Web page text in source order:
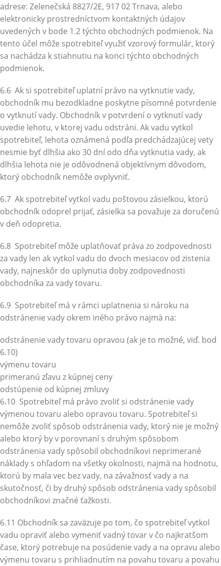
adrese: Zelenečská 8827/2E, 917 02 Trnava, alebo
elektronicky prostredníctvom kontaktných údajov
uvedených v bode 1.2 týchto obchodných podmienok. Na
tento účel môže spotrebiteľ využiť vzorový formulár, ktorý
sa nachádza k stiahnutiu na konci týchto obchodných
podmienok.
6.6 Ak si spotrebiteľ uplatní právo na vytknutie vady,
obchodník mu bezodkladne poskytne písomné potvrdenie
o vytknutí vady. Obchodník v potvrdení o vytknutí vady
uvedie lehotu, v ktorej vadu odstráni. Ak vadu vytkol
spotrebiteľ, lehota oznámená podľa predchádzajúcej vety
nesmie byť dlhšia ako 30 dní odo dňa vytknutia vady, ak
dlhšia lehota nie je odôvodnená objektívnym dôvodom,
ktorý obchodník nemôže ovplyvniť.
6.7 Ak spotrebiteľ vytkol vadu poštovou zásielkou, ktorú
obchodník odoprel prijať, zásielka sa považuje za doručenú
v deň odopretia.
6.8 Spotrebiteľ môže uplatňovať práva zo zodpovednosti
za vady len ak vytkol vadu do dvoch mesiacov od zistenia
vady, najneskôr do uplynutia doby zodpovednosti
obchodníka za vady tovaru.
6.9 Spotrebiteľ má v rámci uplatnenia si nároku na
odstránenie vady okrem iného právo najmä na:
odstránenie vady tovaru opravou (ak je to možné, viď. bod
6.10)
výmenu tovaru
primeranú zľavu z kúpnej ceny
odstúpenie od kúpnej zmluvy
6.10 Spotrebiteľ má právo zvoliť si odstránenie vady
výmenou tovaru alebo opravou tovaru. Spotrebiteľ si
nemôže zvoliť spôsob odstránenia vady, ktorý nie je možný
alebo ktorý by v porovnaní s druhým spôsobom
odstránenia vady spôsobil obchodníkovi neprimerané
náklady s ohľadom na všetky okolnosti, najmä na hodnotu,
ktorú by mala vec bez vady, na závažnosť vady a na
skutočnosť, či by druhý spôsob odstránenia vady spôsobil
obchodníkovi značné ťažkosti.
6.11 Obchodník sa zaväzuje po tom, čo spotrebiteľ vytkol
vadu opraviť alebo vymeniť vadný tovar v čo najkratšom
čase, ktorý potrebuje na posúdenie vady a na opravu alebo
výmenu tovaru s prihliadnutím na povahu tovaru a povahu